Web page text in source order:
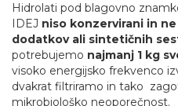
Hidrolati pod blagovno
IDEJ niso konzervirani in
dodatkov ali sintetičnih
potrebujemo najmanj 1 kg
visoko energijsko frekvenco
dvakrat filtriramo in tako
mikrobiološko neoporečnost.